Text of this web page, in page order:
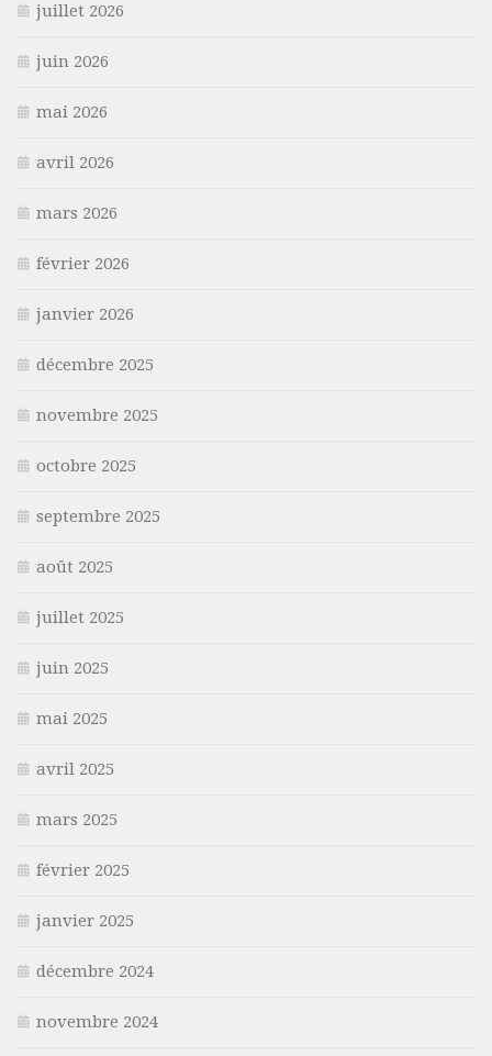
juillet 2026
juin 2026
mai 2026
avril 2026
mars 2026
février 2026
janvier 2026
décembre 2025
novembre 2025
octobre 2025
septembre 2025
août 2025
juillet 2025
juin 2025
mai 2025
avril 2025
mars 2025
février 2025
janvier 2025
décembre 2024
novembre 2024